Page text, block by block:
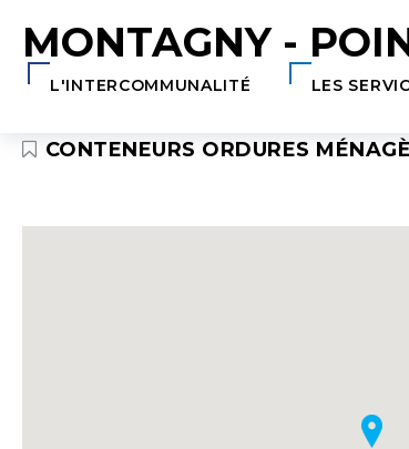
MONTAGNY -
L'INTERCOMMUNALITÉ LES
CONTENEURS ORDURES